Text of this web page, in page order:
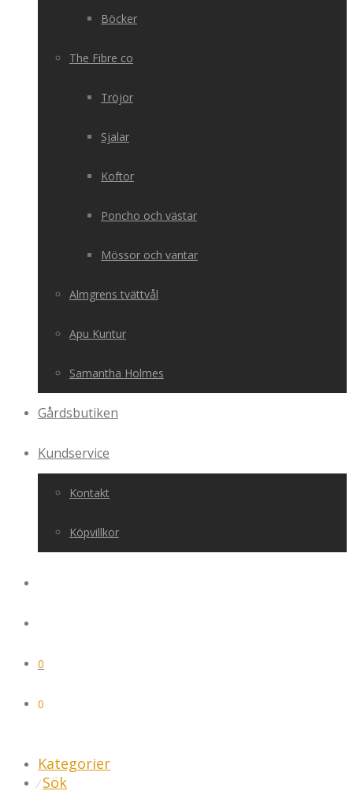
Böcker
The Fibre co
Tröjor
Sjalar
Koftor
Poncho och västar
Mössor och vantar
Almgrens tvättvål
Apu Kuntur
Samantha Holmes
Gårdsbutiken
Kundservice
Kontakt
Köpvillkor
0
0
Kategorier
⁄ Sök